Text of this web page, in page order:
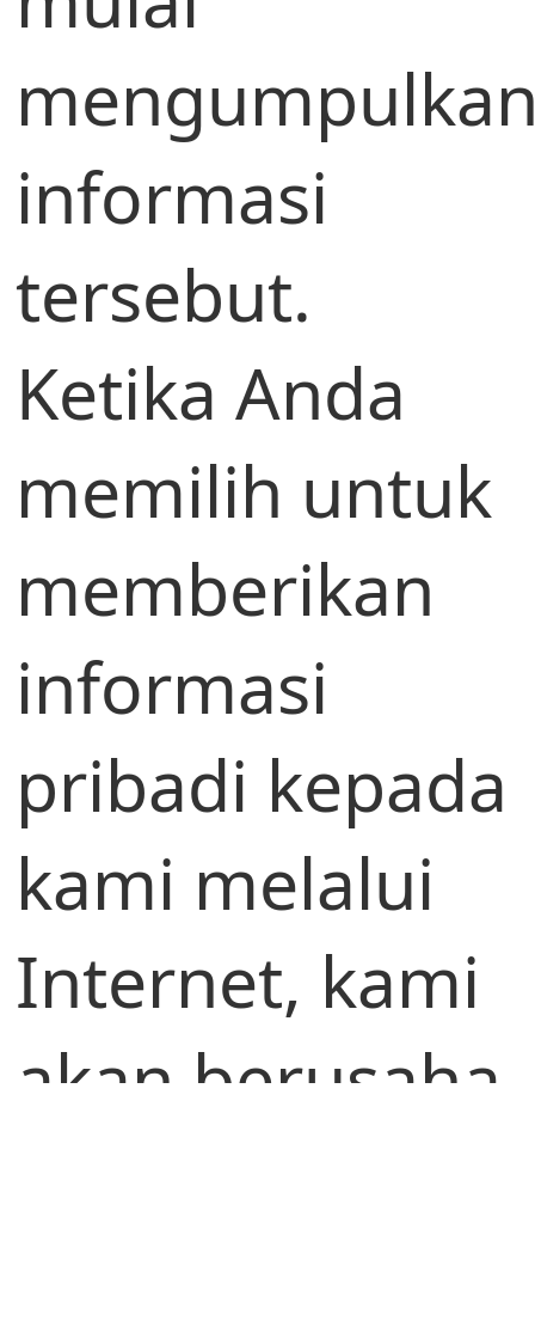
informasi
tersebut.
Ketika Anda
memilih untuk
memberikan
informasi
pribadi kepada
kami melalui
Internet, kami
akan berusaha